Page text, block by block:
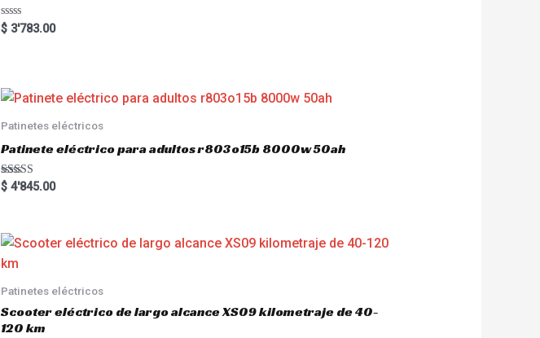
R
a
o
u
o
f
5
$ 3'783.00
Patinetes eléctricos
Patinete eléctrico para adultos r803o15b 8000w 50ah
Rated
5.00
$ 4'845.00
Patinetes eléctricos
Scooter eléctrico de largo alcance XS09 kilometraje de 40-
120 km